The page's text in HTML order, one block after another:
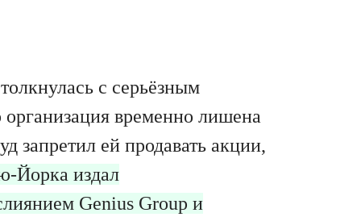
с серьёзным
организация временно лишена
запретил ей продавать акции,
Йорка издал
Genius Group и